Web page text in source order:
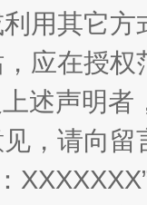
用其它
应在授
述声明
，请向